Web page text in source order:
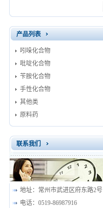
产品列表
吲哚化合物
吡啶化合物
苄胺化合物
手性化合物
其他类
原料药
联系我们
地址：
常州市武进区府东路2号
电话： 0519-86987916